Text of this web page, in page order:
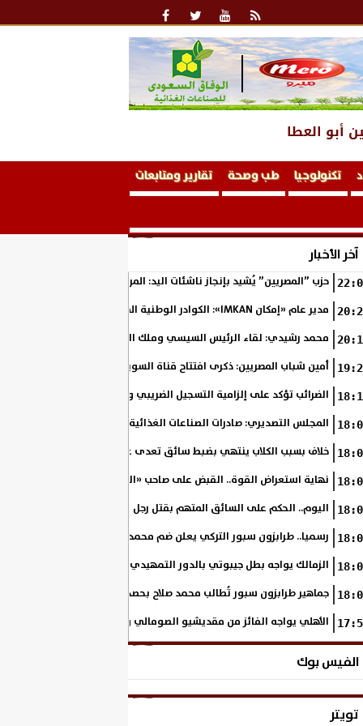
أبو العطا
تكنولوجيا طب وصحة تقارير ومتابعات
آخر الأخبار
حزب ”المصريين” يُشيد بإنجاز ناشئات اليد: المربع الذهبي خطوة نحو
مدير عام «إمكان IMKAN»: الكوادر الوطنية المؤهلة هي الثروة الحقيقية لمستقبل التنمية في مصر
محمد رشيدي: لقاء الرئيس السيسي وملك البحرين يؤكد قيادة مصر لتعزيز
أمين شباب المصريين: ذكرى افتتاح قناة السويس الجديدة تجسد رؤية
الضرائب تؤكد على إلزامية التسجيل الضريبي والفاتورة الإلكترونية لجميع
المجلس التصديري: صادرات الصناعات الغذائية إلى الاتحاد الأوروبي ترتفع 15.4% خلال النصف الأول من 2026
خلاف بسبب الكلاب ينتهي بضبط سائق تعدى على سيدة بالإسكندرية
نهاية استعراض القوة.. القبض على صاحب «السنجة» في المنوفية
اليوم.. الحكم على السائق المتهم بقتل رجل وحفيدته وإصابة 11 آخرين
رسميا.. طرابزون سبور التركي يعلن ضم محمد صلاح حتى عام 2028
الزمالك يواجه بطل جيبوتي بالدور التمهيدي من بطولة إفريقيا
جماهير طرابزون سبور تُطالب محمد صلاح بحصد لقب الدوري التركي
الأهلي يواجه الفائز من مقديشيو الصومالي وكيتارا الأوغندي
الفيس بوك
تويتر